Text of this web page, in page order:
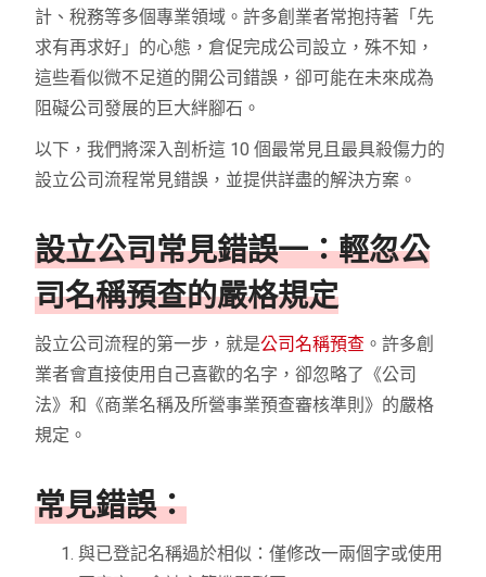
計、稅務等多個專業領域。許多創業者常抱持著「先
求有再求好」的心態，倉促完成公司設立，殊不知，
這些看似微不足道的開公司錯誤，卻可能在未來成為
阻礙公司發展的巨大絆腳石。
以下，我們將深入剖析這 10 個最常見且最具殺傷力的
設立公司流程常見錯誤，並提供詳盡的解決方案。
設立公司常見錯誤一：輕忽公
司名稱預查的嚴格規定
設立公司流程的第一步，就是公司名稱預查 。許多創
業者會直接使用自己喜歡的名字，卻忽略了《公司
法》和《商業名稱及所營事業預查審核準則》的嚴格
規定。
常見錯誤：
與已登記名稱過於相似：僅修改一兩個字或使用